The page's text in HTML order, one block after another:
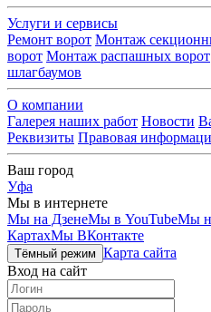
Услуги и сервисы
Ремонт ворот Монтаж
ворот Монтаж распашных ворот
шлагбаумов
О компании
Галерея наших работ Новости
Реквизиты Правовая
Ваш город
Уфа
Мы в интернете
Мы на ДзенеМы в YouTubeМы
КартахМы ВКонтакте
Тёмный режим Карта сайта
Вход на сайт